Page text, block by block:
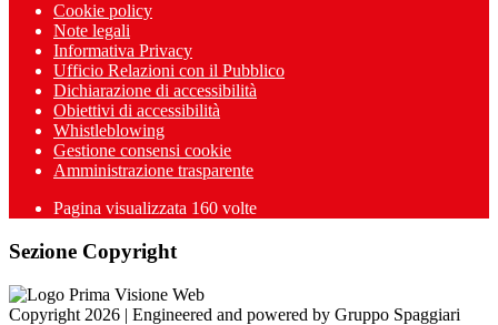
Cookie policy
Note legali
Informativa Privacy
Ufficio Relazioni con il Pubblico
Dichiarazione di accessibilità
Obiettivi di accessibilità
Whistleblowing
Gestione consensi cookie
Amministrazione trasparente
Pagina visualizzata 160 volte
Sezione Copyright
Copyright 2026 | Engineered and powered by Gruppo Spaggiari